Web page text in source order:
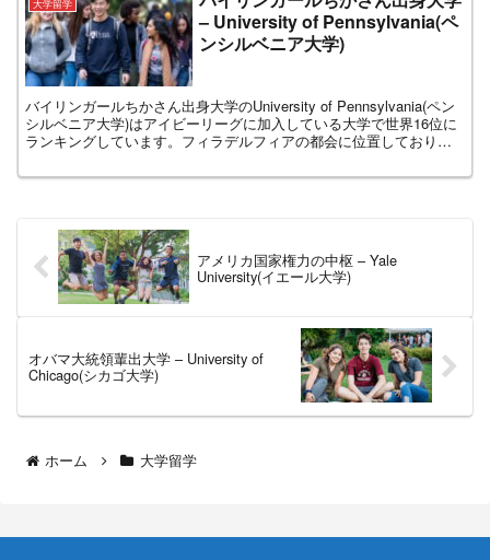
大学留学
– University of Pennsylvania(ペ
ンシルベニア大学)
バイリンガールちかさん出身大学のUniversity of Pennsylvania(ペン
シルベニア大学)はアイビーリーグに加入している大学で世界16位に
ランキングしています。フィラデルフィアの都会に位置しており飽
アメリカ国家権力の中枢 – Yale
University(イエール大学)
オバマ大統領輩出大学 – University of
Chicago(シカゴ大学)
ホーム 大学留学